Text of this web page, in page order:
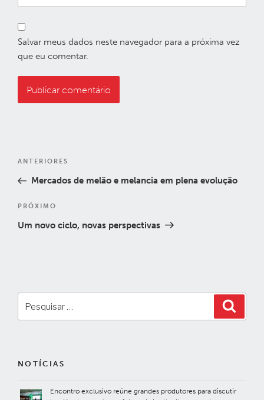
Salvar meus dados neste navegador para a próxima vez
que eu comentar.
Navegação
Post
Post
anterior
ANTERIORES
Mercados de melão e melancia em plena evolução
Próximo
post
PRÓXIMO
Um novo ciclo, novas perspectivas
por:
NOTÍCIAS
Encontro exclusivo reúne grandes produtores para discutir